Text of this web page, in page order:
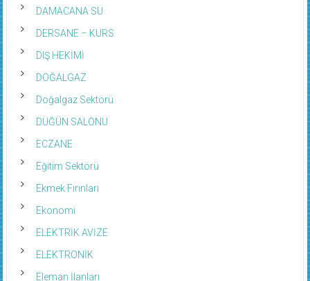
DAMACANA SU
DERSANE – KURS
DIŞ HEKİMİ
DOĞALGAZ
Doğalgaz Sektörü
DÜĞÜN SALONU
ECZANE
Eğitim Sektörü
Ekmek Fırınları
Ekonomi
ELEKTRİK AVİZE
ELEKTRONİK
Eleman İlanları